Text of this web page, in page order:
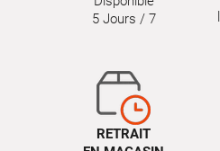
5 Jours / 7
RETRAIT